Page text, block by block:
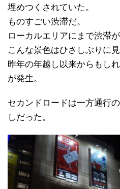
埋めつくされていた。
ものすごい渋滞だ。
ローカルエリアにまで渋滞
こんな景色はひさしぶりに見
昨年の年越し以来からもし
が発生。
セカンドロードは一方通行
しだった。